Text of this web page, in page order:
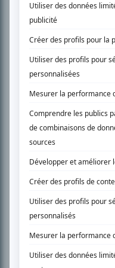
SUR LE RÉSEAU BIZZ MÉDIA
PLAN DU SITE
Accueil
Liste des oeuvres
Recherche avancée
À propos
Nous contacter
Termes et conditions
Politique de confidentialité
Gestion du consentement